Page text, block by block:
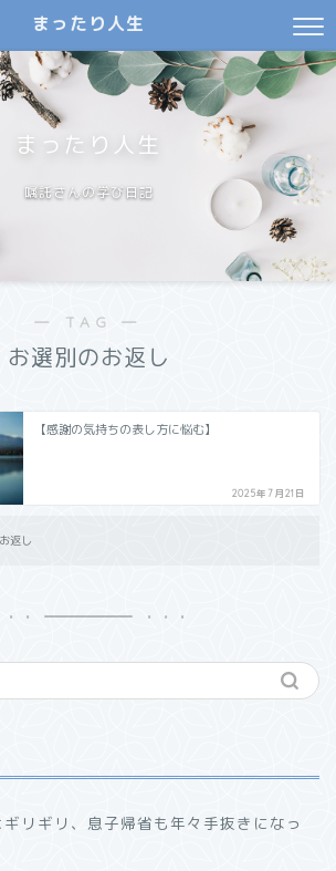
まったり人生
まったり人生
嘱託さんの学び日記
― TAG ―
お選別のお返し
【感謝の気持ちの表し方に悩む】
2025年7月21日
返し
ギリギリ、息子帰省も年々手抜きになっ